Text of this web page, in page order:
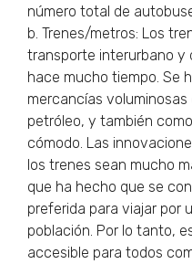
número total de
b. Trenes/metros: Los
transporte interurbano y
hace mucho tiempo. Se
mercancías
petróleo, y también
cómodo. Las
los trenes sean mucho
que ha hecho que se
preferida para viajar por
población. Por lo tanto,
accesible para todos